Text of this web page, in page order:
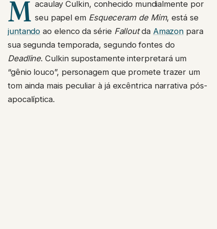
M acaulay Culkin, conhecido mundialmente por
seu papel em Esqueceram de Mim, está se
juntando ao elenco da série Falloutda Amazon para
sua segunda temporada, segundo fontes do
Deadline. Culkin supostamente interpretará um
“gênio louco”, personagem que promete trazer um
tom ainda mais peculiar à já excêntrica narrativa pós-
apocalíptica.